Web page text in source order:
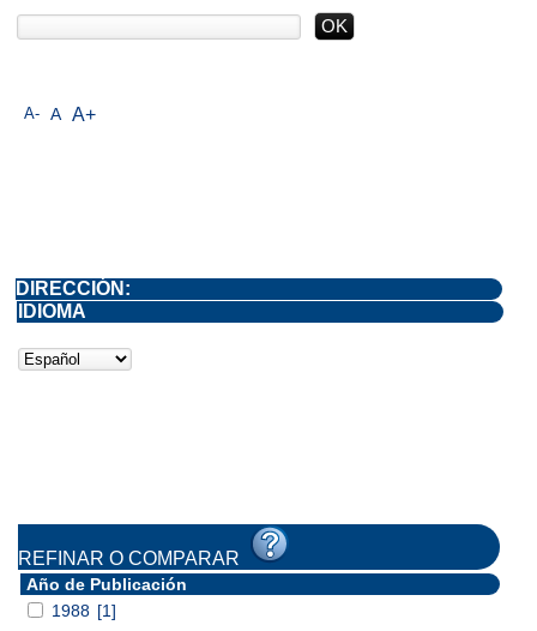
A- A A+
DIRECCIÓN:
IDIOMA
REFINAR O COMPARAR
Año de Publicación
1988 [1]